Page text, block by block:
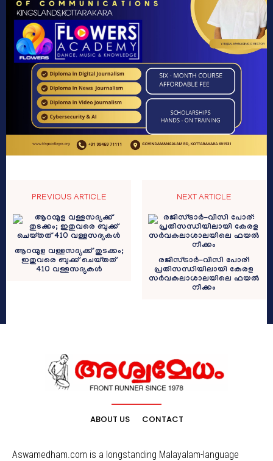
PREVIOUS ARTICLE
ആറന്മുള വള്ളസദ്യക്ക് തുടക്കം;
ഇതുവരെ ബുക്ക് ചെയ്തത്
410 വള്ളസദ്യകൾ
NEXT ARTICLE
രജിസ്ട്രാർ-വിസി പോര്:
പ്രതിസന്ധിയിലായി കേരള
സർവകലാശാലയിലെ ഫയൽ
നീക്കം
ABOUT US CONTACT
Aswamedham.com is a longstanding Malayalam-language